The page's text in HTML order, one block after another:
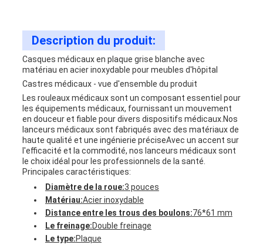
Description du produit:
Casques médicaux en plaque grise blanche avec
matériau en acier inoxydable pour meubles d'hôpital
Castres médicaux - vue d'ensemble du produit
Les rouleaux médicaux sont un composant essentiel pour
les équipements médicaux, fournissant un mouvement
en douceur et fiable pour divers dispositifs médicaux.Nos
lanceurs médicaux sont fabriqués avec des matériaux de
haute qualité et une ingénierie préciseAvec un accent sur
l'efficacité et la commodité, nos lanceurs médicaux sont
le choix idéal pour les professionnels de la santé.
Principales caractéristiques:
Diamètre de la roue:3 pouces
Matériau:Acier inoxydable
Distance entre les trous des boulons:76*61 mm
Le freinage:Double freinage
Le type:Plaque